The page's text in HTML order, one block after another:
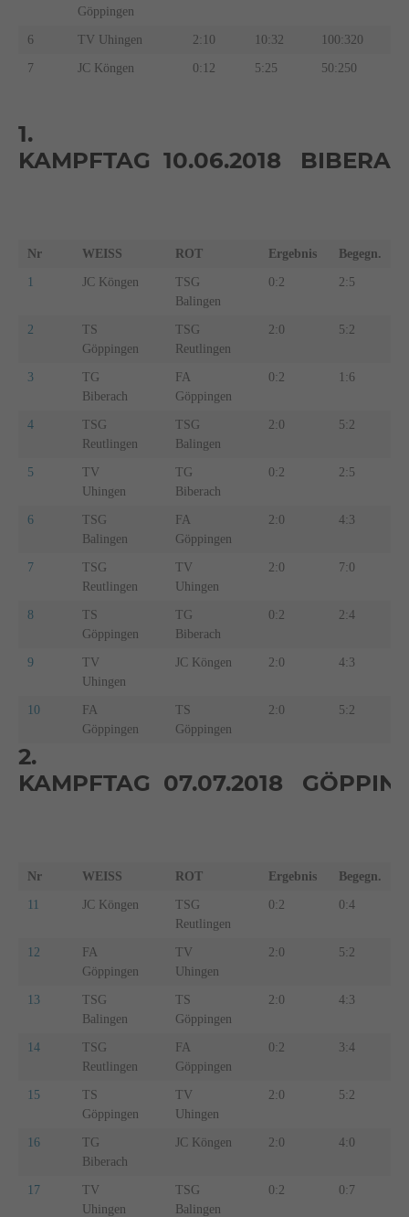
Göppingen
6 TV Uhingen 2:10 10:32 100:320
7 JC Köngen 0:12 5:25 50:250
1.
KAMPFTAG 10.06.2018
Nr WEISS ROT Ergebnis Begegn.
1 JC Köngen
TSG
Balingen
0:2 2:5
2
TS
Göppingen
TSG
Reutlingen
2:0 5:2
3
TG
Biberach
FA
Göppingen
0:2 1:6
4
TSG
Reutlingen
TSG
Balingen
2:0 5:2
5
TV
Uhingen
TG
Biberach
0:2 2:5
6
TSG
Balingen
FA
Göppingen
2:0 4:3
7
TSG
Reutlingen
TV
Uhingen
2:0 7:0
8
TS
Göppingen
TG
Biberach
0:2 2:4
9
TV
Uhingen
JC Köngen 2:0 4:3
10
FA
Göppingen
TS
Göppingen
2:0 5:2
2.
KAMPFTAG 07.07.2018
Nr WEISS ROT Ergebnis Begegn.
11 JC Köngen
TSG
Reutlingen
0:2 0:4
12
FA
Göppingen
TV
Uhingen
2:0 5:2
13
TSG
Balingen
TS
Göppingen
2:0 4:3
14
TSG
Reutlingen
FA
Göppingen
0:2 3:4
15
TS
Göppingen
TV
Uhingen
2:0 5:2
16
TG
Biberach
JC Köngen 2:0 4:0
17
TV
Uhingen
TSG
Balingen
0:2 0:7